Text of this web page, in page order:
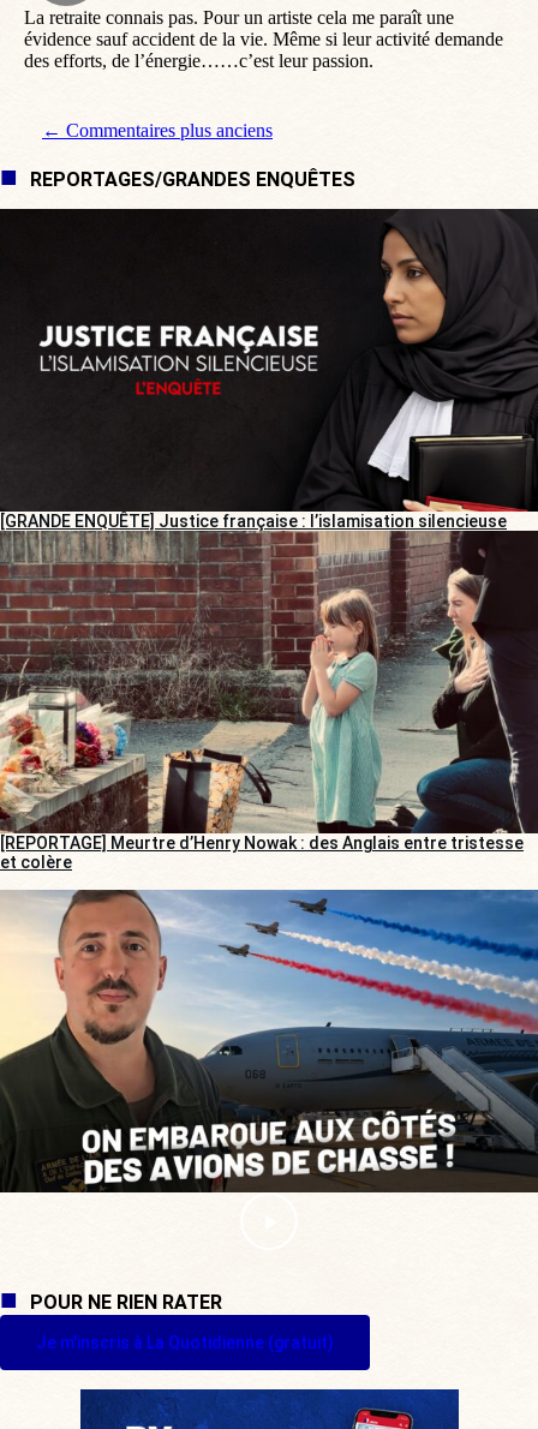
La retraite connais pas. Pour un artiste cela me paraît une
évidence sauf accident de la vie. Même si leur activité demande
des efforts, de l’énergie……c’est leur passion.
Navigation de commentaire
← Commentaires plus anciens
REPORTAGES/GRANDES ENQUÊTES
[GRANDE ENQUÊTE] Justice française : l’islamisation silencieuse
[REPORTAGE] Meurtre d’Henry Nowak : des Anglais entre tristesse
et colère
POUR NE RIEN RATER
Je m'inscris à La Quotidienne (gratuit)